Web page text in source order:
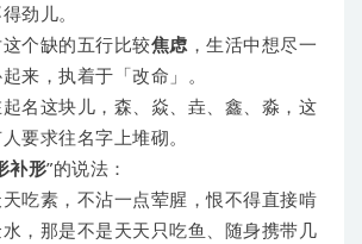
劲儿。
个缺的五行比较焦虑，生活中想尽一
来，执着于「改命」。
名这块儿，森、焱、垚、鑫、淼，这
要求往名字上堆砌。
补形”的说法：
吃素，不沾一点荤腥，恨不得直接啃
，那是不是天天只吃鱼、随身携带几